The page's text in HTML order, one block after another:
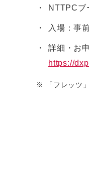
NTTPCブ
入場：事
詳細・お
https://
※ 「フレッツ